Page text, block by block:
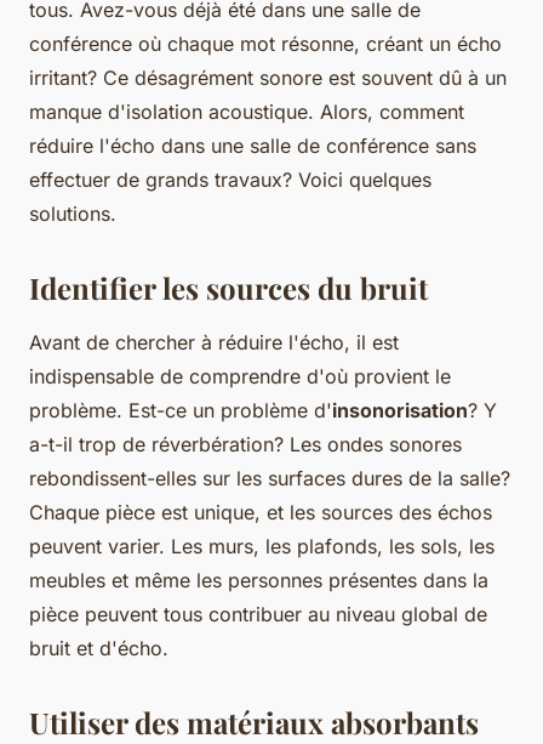
tous. Avez-vous déjà été dans une salle de
conférence où chaque mot résonne, créant un écho
irritant? Ce désagrément sonore est souvent dû à un
manque d'isolation acoustique. Alors, comment
réduire l'écho dans une salle de conférence sans
effectuer de grands travaux? Voici quelques
solutions.
Identifier les sources du bruit
Avant de chercher à réduire l'écho, il est
indispensable de comprendre d'où provient le
problème. Est-ce un problème d'insonorisation? Y
a-t-il trop de réverbération? Les ondes sonores
rebondissent-elles sur les surfaces dures de la salle?
Chaque pièce est unique, et les sources des échos
peuvent varier. Les murs, les plafonds, les sols, les
meubles et même les personnes présentes dans la
pièce peuvent tous contribuer au niveau global de
bruit et d'écho.
Utiliser des matériaux absorbants